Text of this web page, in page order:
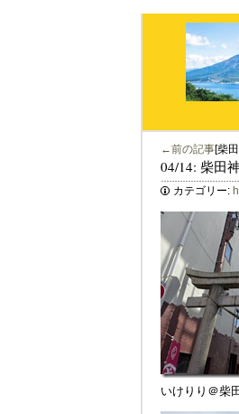
←前の記事[柴
04/14: 柴田
カテゴリー:
いけりり＠柴